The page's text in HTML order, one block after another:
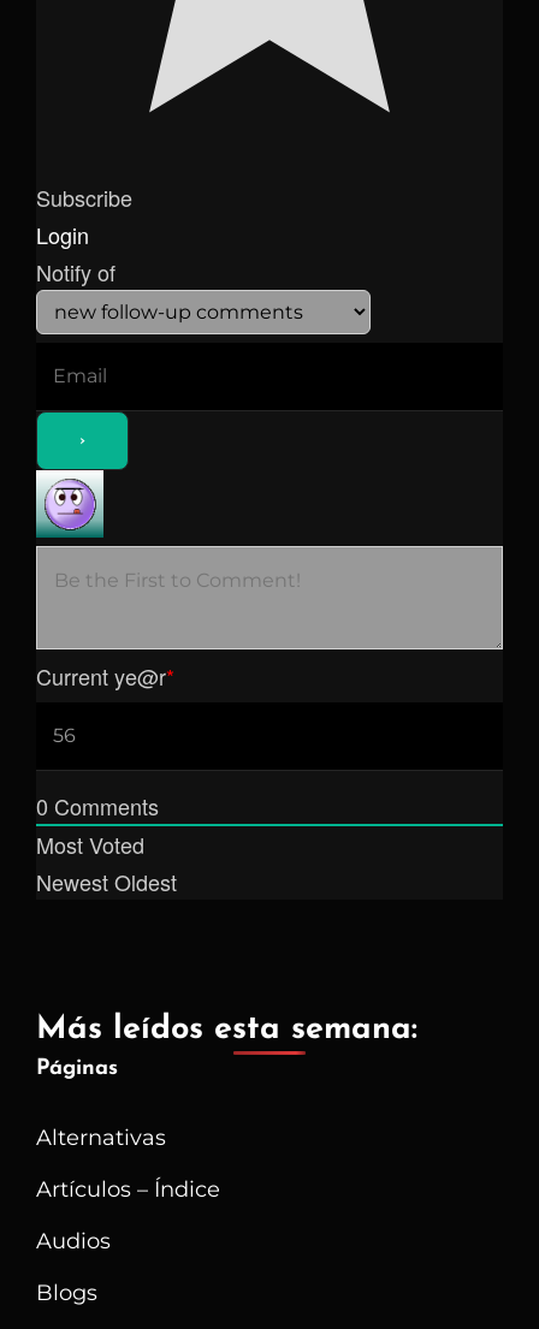
Subscribe
Login
Notify of
Current ye@r*
0 Comments
Most Voted
NewestOldest
Más leídos esta semana:
Páginas
Alternativas
Artículos – Índice
Audios
Blogs